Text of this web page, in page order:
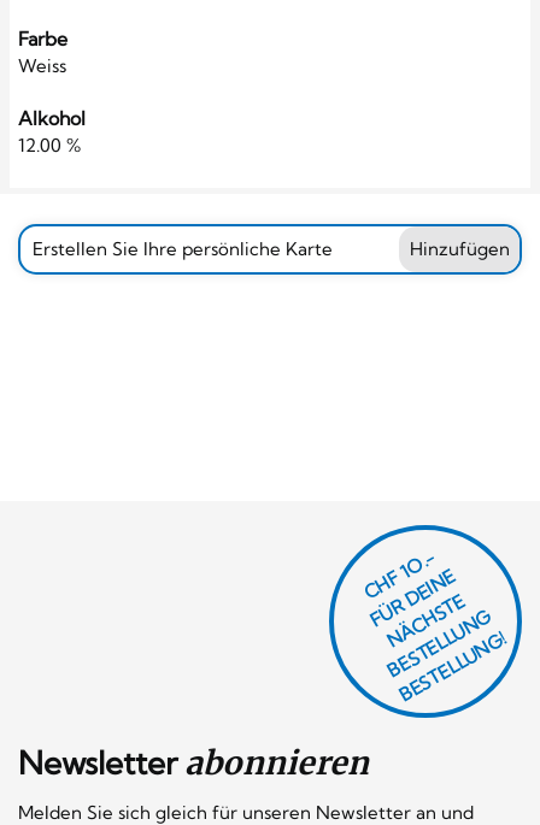
Farbe
Weiss
Alkohol
12.00 %
Erstellen Sie Ihre persönliche Karte Hinzufügen
Newsletterabonnieren
Melden Sie sich gleich für unseren Newsletter an und
CHF 1O.-
F
Ü
R
D
EI
N
E
N
Ä
C
H
S
T
E
B
E
S
T
E
L
L
U
N
G
B
E
S
T
E
L
L
U
N
G!